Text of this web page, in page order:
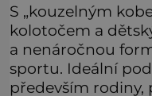
S „kouzelným
kolotočem a
a nenáročnou
sportu. Ideální
především rodiny,